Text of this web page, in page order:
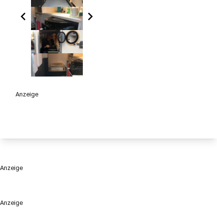
Anzeige
chevron_left chevron_right
Anzeige
Anzeige